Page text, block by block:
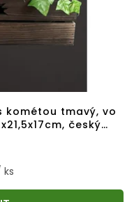
kométou tmavý, vo
český
ks